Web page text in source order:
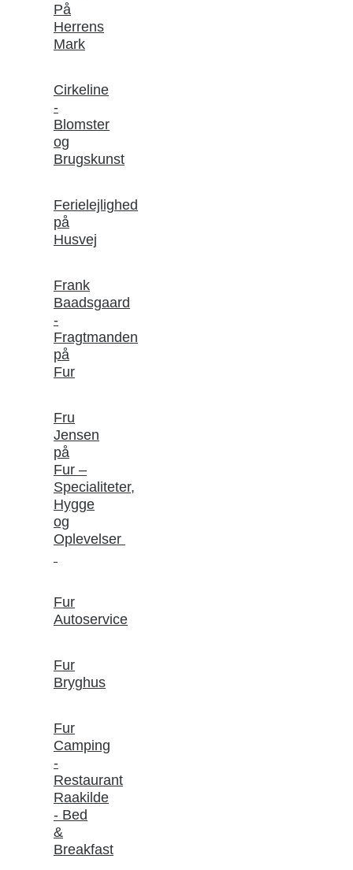
På
Herrens
Mark
Cirkeline
-
Blomster
og
Brugskunst
Ferielejlighed
på
Husvej
Frank
Baadsgaard
-
Fragtmanden
på
Fur
Fru
Jensen
på
Fur –
Specialiteter,
Hygge
og
Oplevelser
Fur
Autoservice
Fur
Bryghus
Fur
Camping
-
Restaurant
Raakilde
- Bed
&
Breakfast